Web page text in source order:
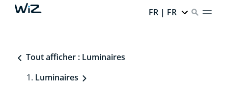
FR | FR
Tout afficher : Luminaires
Luminaires